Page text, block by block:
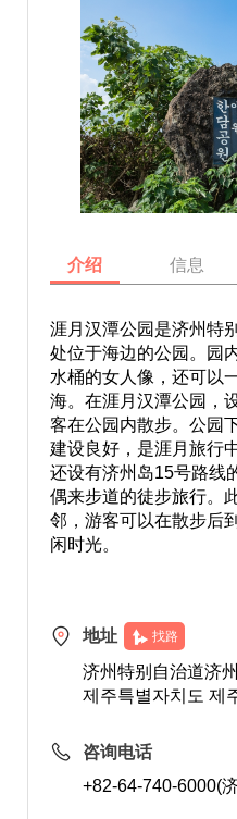
介绍 信息
涯月汉潭公园是济州特
处位于海边的公园。园
水桶的女人像，还可以
海。在涯月汉潭公园，
客在公园内散步。公园
建设良好，是涯月旅行
还设有济州岛15号路线
偶来步道的徒步旅行。
邻，游客可以在散步后
闲时光。
地址 找路
济州特别自治道济
제주특별자치도 제
咨询电话
+82-64-740-6000(